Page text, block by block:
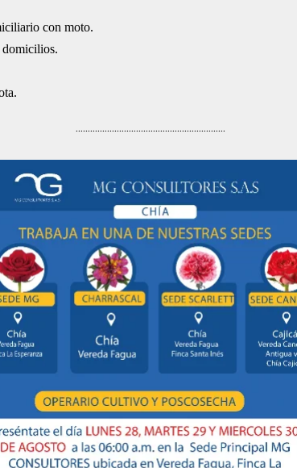
con moto.
domicilios.
..............................................................